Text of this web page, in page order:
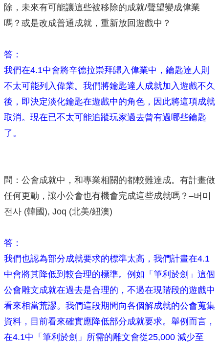
除，未來有可能讓這些被移除的成就/聲望變成偉業
嗎？或是改成普通成就，重新放回遊戲中？
答：
我們在4.1中會將辛德拉崇拜歸入偉業中，鑰匙達人則
不太可能列入偉業。我們將鑰匙達人成就加入遊戲不久
後，即決定淡化鑰匙在遊戲中的角色，因此將這項成就
取消。現在已不太可能追蹤玩家過去曾有過哪些鑰匙
了。
問：公會成就中，和專業相關的都較難達成。有計畫做
任何更動，讓小公會也有機會完成這些成就嗎？–버미
전사 (韓國), Joq (北美/紐澳)
答：
我們也認為部分成就要求的標準太高，我們計畫在4.1
中會將其降低到較合理的標準。例如「筆利於劍」這個
公會雕文成就在過去是合理的，不過在現階段的遊戲中
看來相當荒謬。我們這段期間向各個解成就的公會蒐集
資料，目前看來確實應降低部分成就要求。舉例而言，
在4.1中「筆利於劍」所需的雕文會從25,000 減少至